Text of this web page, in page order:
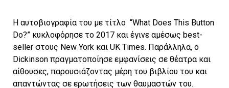
Η αυτοβιογραφία του με τίτλο “What Does This Button
Do?” κυκλοφόρησε το 2017 και έγινε αμέσως best-
seller στους New York και UK Times. Παράλληλα, ο
Dickinson πραγματοποίησε εμφανίσεις σε θέατρα και
αίθουσες, παρουσιάζοντας μέρη του βιβλίου του και
απαντώντας σε ερωτήσεις των θαυμαστών του.